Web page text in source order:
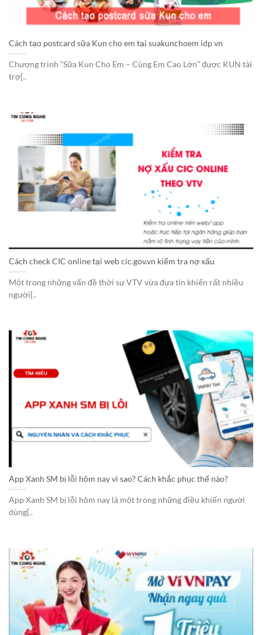
Cách tạo postcard sữa Kun cho em tại suakunchoem idp vn
Chương trình “Sữa Kun Cho Em – Cùng Em Cao Lớn” được KUN tài
trợ[..
Cách check CIC online tại web cic.gov.vn kiểm tra nợ xấu
Một trong những vấn đề thời sự VTV vừa đưa tin khiến rất nhiều
người[..
App Xanh SM bị lỗi hôm nay vì sao? Cách khắc phục thế nào?
App Xanh SM bị lỗi hôm nay là một trong những điều khiến người
dùng[..